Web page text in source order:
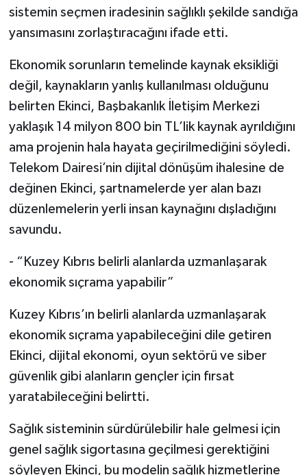
sistemin seçmen iradesinin sağlıklı şekilde sandığa
yansımasını zorlaştıracağını ifade etti.
Ekonomik sorunların temelinde kaynak eksikliği
değil, kaynakların yanlış kullanılması olduğunu
belirten Ekinci, Başbakanlık İletişim Merkezi
yaklaşık 14 milyon 800 bin TL’lik kaynak ayrıldığını
ama projenin hala hayata geçirilmediğini söyledi.
Telekom Dairesi’nin dijital dönüşüm ihalesine de
değinen Ekinci, şartnamelerde yer alan bazı
düzenlemelerin yerli insan kaynağını dışladığını
savundu.
- “Kuzey Kıbrıs belirli alanlarda uzmanlaşarak
ekonomik sıçrama yapabilir”
Kuzey Kıbrıs’ın belirli alanlarda uzmanlaşarak
ekonomik sıçrama yapabileceğini dile getiren
Ekinci, dijital ekonomi, oyun sektörü ve siber
güvenlik gibi alanların gençler için fırsat
yaratabileceğini belirtti.
Sağlık sisteminin sürdürülebilir hale gelmesi için
genel sağlık sigortasına geçilmesi gerektiğini
söyleyen Ekinci, bu modelin sağlık hizmetlerine